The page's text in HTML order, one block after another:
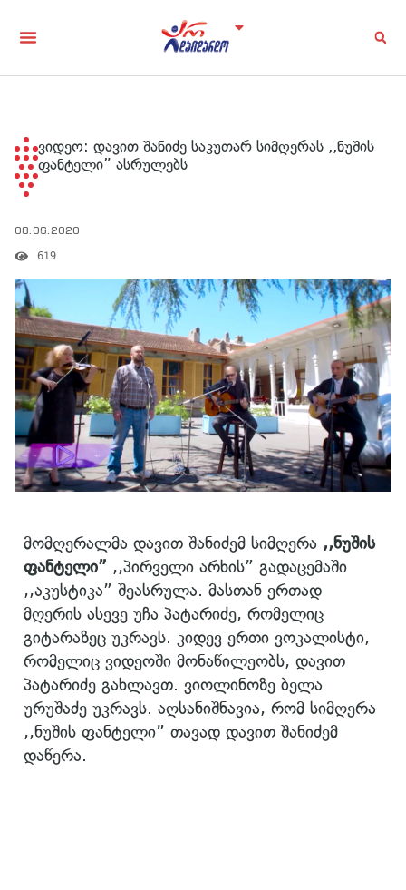
ვიდეო: დავით შანიძე საკუთარ სიმღერას ,,ნუშის
ფანტელი” ასრულებს
08.06.2020
619
მომღერალმა დავით შანიძემ სიმღერა ,,ნუშის
ფანტელი” ,,პირველი არხის” გადაცემაში
,,აკუსტიკა” შეასრულა. მასთან ერთად
მღერის ასევე უჩა პატარიძე, რომელიც
გიტარაზეც უკრავს. კიდევ ერთი ვოკალისტი,
რომელიც ვიდეოში მონაწილეობს, დავით
პატარიძე გახლავთ. ვიოლინოზე ბელა
ურუშაძე უკრავს. აღსანიშნავია, რომ სიმღერა
,,ნუშის ფანტელი” თავად დავით შანიძემ
დაწერა.